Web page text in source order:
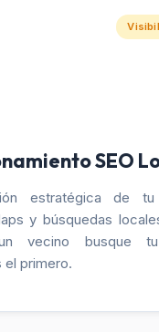
SEO
estratégica de
y búsquedas
vecino busque
el primero.